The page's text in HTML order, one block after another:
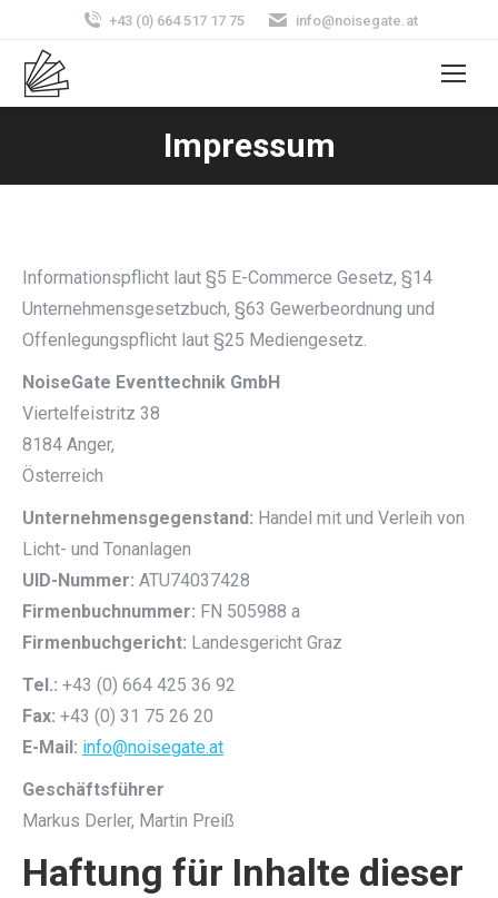
+43 (0) 664 517 17 75 info@noisegate.at
Impressum
Informationspflicht laut §5 E-Commerce Gesetz, §14
Unternehmensgesetzbuch, §63 Gewerbeordnung und
Offenlegungspflicht laut §25 Mediengesetz.
NoiseGate Eventtechnik GmbH
Viertelfeistritz 38
8184 Anger,
Österreich
Unternehmensgegenstand: Handel mit und Verleih von
Licht- und Tonanlagen
UID-Nummer: ATU74037428
Firmenbuchnummer: FN 505988 a
Firmenbuchgericht: Landesgericht Graz
Tel.: +43 (0) 664 425 36 92
Fax: +43 (0) 31 75 26 20
E-Mail: info@noisegate.at
Geschäftsführer
Markus Derler, Martin Preiß
Haftung für Inhalte dieser